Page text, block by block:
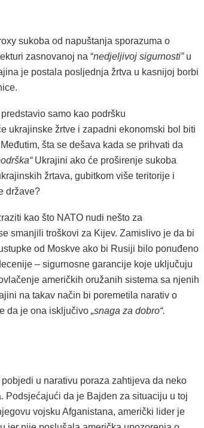
sukoba od napuštanja sporazuma o
zasnovanoj na “nedjeljivoj sigurnosti”u
je postala posljednja žrtva u kasnijoj borbi
samo kao podršku
ukrajinske žrtve i zapadni ekonomski bol biti
šta se dešava kada se prihvati da
Ukrajini ako će proširenje sukoba
žrtava, gubitkom više teritorije i
države?
kao što NATO nudi nešto za
smanjili troškovi za Kijev. Zamislivo je da bi
od Moskve ako bi Rusiji bilo ponuđeno
– sigurnosne garancije koje uključuju
američkih oružanih sistema sa njenih
na takav način bi poremetila narativ o
da je ona isključivo „snaga za dobro“.
u narativu poraza zahtijeva da neko
Podsjećajući da je Bajden za situaciju u toj
vojsku Afganistana, američki lider je